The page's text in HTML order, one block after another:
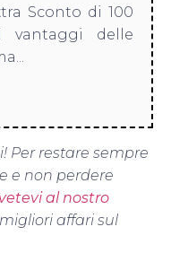
Sconto di 100
vantaggi delle
Per restare sempre
e non perdere
al nostro
affari sul